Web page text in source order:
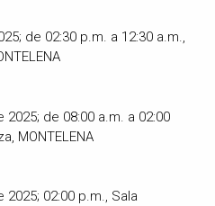
MONTELENA